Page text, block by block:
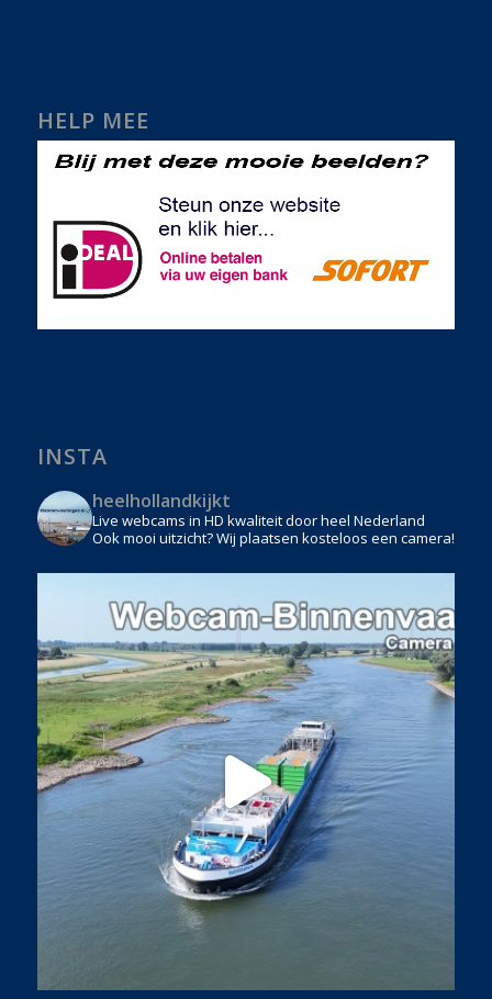
HELP MEE
INSTA
heelhollandkijkt
Live webcams in HD kwaliteit door heel Nederland
Ook mooi uitzicht? Wij plaatsen kosteloos een camera!